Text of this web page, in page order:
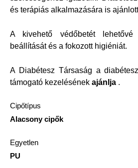
és terápiás alkalmazására is
A kivehető védőbetét
beállítását és a fokozott higiéniát.
A Diabétesz Társaság a
támogató kezelésének ajánlja.
Cipőtípus
Alacsony cipők
Egyetlen
PU